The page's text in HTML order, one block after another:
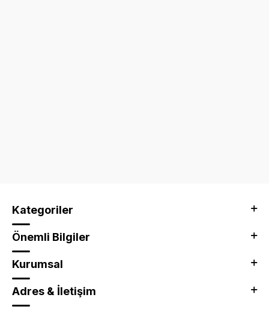
Kategoriler
Önemli Bilgiler
Kurumsal
Adres & İletişim